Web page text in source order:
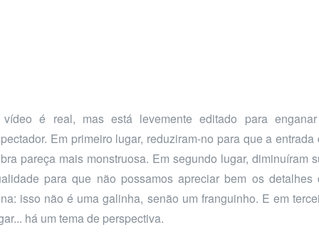
é real, mas está levemente editado para
Em primeiro lugar, reduziram-no para que a entrada
pareça mais monstruosa. Em segundo lugar, diminuíram
para que não possamos apreciar bem os detalhes
isso não é uma galinha, senão um franguinho. E em
há um tema de perspectiva.